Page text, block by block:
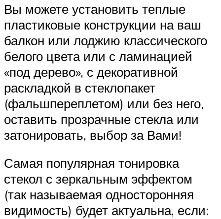
Вы можете установить теплые
пластиковые конструкции на ваш
балкон или лоджию классического
белого цвета или с ламинацией
«под дерево», с декоративной
раскладкой в стеклопакет
(фальшпереплетом) или без него,
оставить прозрачные стекла или
затонировать, выбор за Вами!
Самая популярная тонировка
стекол с зеркальным эффектом
(так называемая односторонняя
видимость) будет актуальна, если: